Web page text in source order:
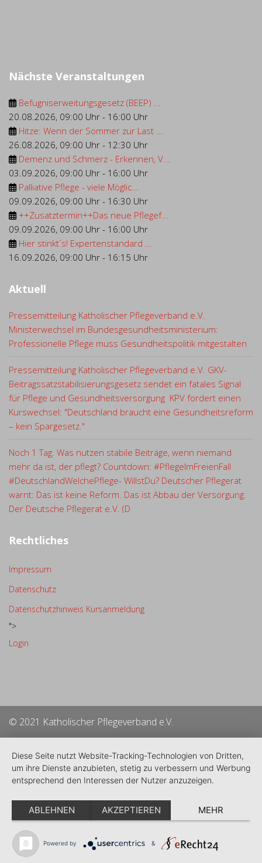
Nächste Veranstaltungen
Befugniserweitungsgesetz (BEEP) ...
20.08.2026, 09:00 Uhr - 16:00 Uhr
Hitze: Wenn der Sommer zur Last ...
26.08.2026, 09:00 Uhr - 12:30 Uhr
Demenz und Schmerz - Erkennen, V...
03.09.2026, 09:00 Uhr - 16:00 Uhr
Palliative Pflege - viele Möglic...
09.09.2026, 09:00 Uhr - 16:30 Uhr
++Zusatztermin++Das neue Pflegef...
09.09.2026, 09:00 Uhr - 16:00 Uhr
Hier stinkt´s! Expertenstandard ...
16.09.2026, 09:00 Uhr - 16:15 Uhr
Aktuell
Pressemitteilung Katholischer Pflegeverband e.V.
Ministerwechsel im Bundesgesundheitsministerium:
Professionelle Pflege muss Gesundheitspolitik mitgestalten
Pressemitteilung Katholischer Pflegeverband e.V. GKV-
Beitragssatzstabilisierungsgesetz sendet ein fatales Signal
für Pflege und Gesundheitsversorgung KPV fordert einen
Kurswechsel: "Deutschland braucht eine Gesundheitsreform
– kein Spargesetz."
Noch 1 Tag. Was nutzen stabile Beiträge, wenn niemand
mehr da ist, der pflegt? Countdown: #PflegeImFreienFall
#DeutschlandWelchePflege- WillstDu? Deutscher Pflegerat
warnt: Das ist keine Reform. Das ist Abbau der Versorgung.
Der Deutsche Pflegerat e.V. (D
Rechtliches
Impressum
Datenschutz
Datenschutzhinweis Kursanmeldung
">
Login
© 2021 Katholischer Pflegeverband e.V.
Diese Seite nutzt Website-Tracking-Technologien von Dritten,
um ihre Dienste anzubieten, stetig zu verbessern und Werbung
entsprechend den Interessen der Nutzer anzuzeigen.
ABLEHNEN AKZEPTIEREN MEHR
Powered by &